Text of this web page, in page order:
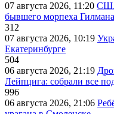
07 августа 2026, 11:20
бывшего морпеха
312
07 августа 2026, 10:19
Екатеринбурге
504
06 августа 2026, 21:19
Лейпцига: собрали все
996
06 августа 2026, 21:06